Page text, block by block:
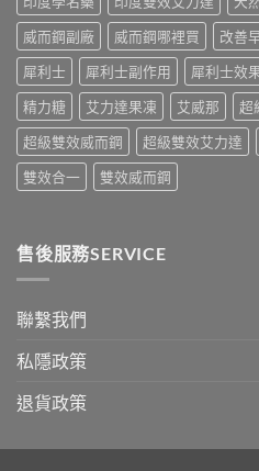
較
與
香
港
購
指
南〉
中
威而鋼副廠
威而鋼哪裡買 改善
犀利士
犀利士副作用 犀利士效
精力糖
艾力達果凍 艾威那 超
超級雙效威而鋼
超級雙效艾力達
雙效合一
雙效威而鋼
售後服務SERVICE
聯繫我們
私隱政策
退貨政策